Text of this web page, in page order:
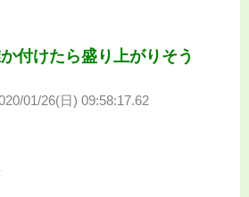
付けたら盛り上がりそう
01/26(日) 09:58:17.62